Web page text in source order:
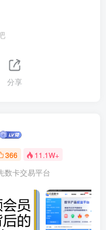
分享
366 11.1W+
数卡交易平台